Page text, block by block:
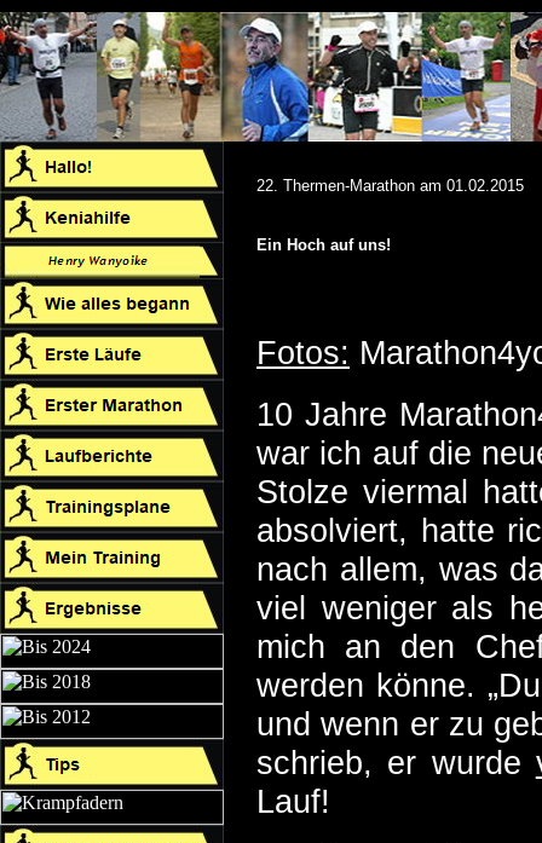
22. Thermen-Marathon am 01.02.2015
Ein Hoch auf uns!
Fotos:
10 Jahre
war ich auf die
Stolze viermal
absolviert, hatte
nach allem, was
viel weniger als
mich an den
werden könne.
und wenn er zu
schrieb, er wurde
Lauf!